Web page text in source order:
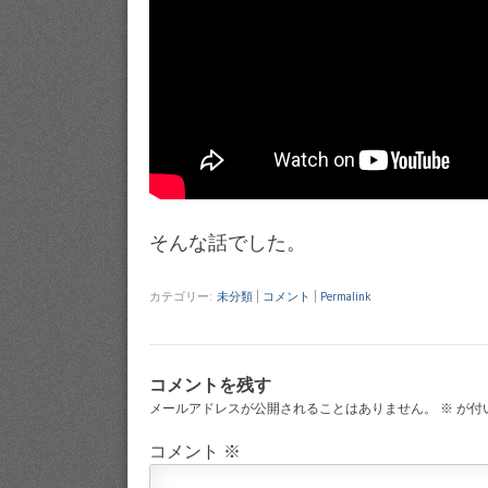
そんな話でした。
カテゴリー: 未分類 コメント Permalink
コメントを残す
メールアドレスが公開されることはありません。 ※ が付
コメント ※